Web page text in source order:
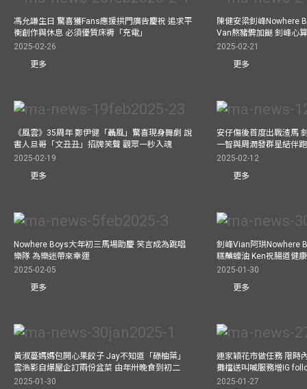
馮允謙生日 驚喜獲Fans應援拱門廣告慶祝 追求平
衡創作與休息 必須優質床褥「充電」
2025-02-26
更多
陳健安梁釗峰Nowhere
Van熬豬髀加餸 釗峰心
2025-02-21
更多
《風雲》35周年 鄭伊健「聶風」驚喜現身舞劇 說
書人旦哥「文丑丑」招牌笑聲 觀眾一秒入魂
2025-02-19
更多
安仔傷後首度出戰渣馬
一智與周潤發群星結伴
2025-02-12
更多
Nowhere Boys大年初三馬場助慶 笑言成為跳唱
樂隊 為樂迷帶來幸運
2025-02-05
更多
釗峰Vian阿珙Nowhere
糕蘸蠔油 Ken祝腸道健康
2025-01-30
更多
黃淑蔓媽媽包開心果餃子 Jay不知道「碌柚葉」
雲浩影自爆屋企訂兩份盆菜 由年卅晚食到初二
2025-01-30
連家穎花市做任務 限時
攤檔送叫喊服務增IG
2025-01-27